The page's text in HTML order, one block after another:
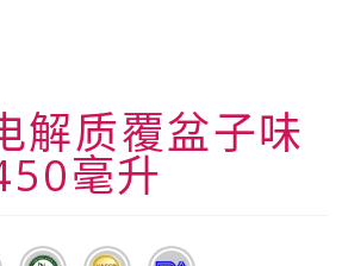
解质覆盆子味
毫升